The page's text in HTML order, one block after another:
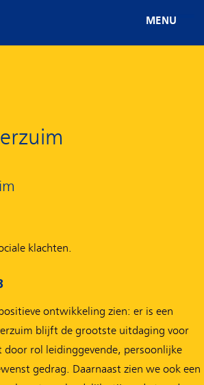
MENU
klachten.
ontwikkeling zien: er is een
blijft de grootste uitdaging voor
door rol leidinggevende, persoonlijke
gedrag. Daarnaast zien we ook een